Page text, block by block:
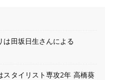
は田坂日生さんによる
スタイリスト専攻2年 高橋葵